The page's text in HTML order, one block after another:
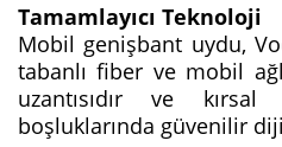
Tamamlayıcı Teknoloji
Mobil genişbant uydu,
tabanlı fiber ve mobil
uzantısıdır ve kırsal
boşluklarında güvenilir